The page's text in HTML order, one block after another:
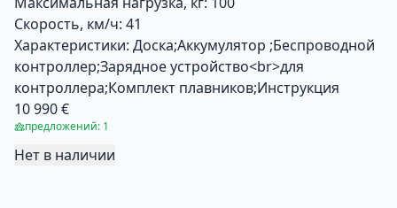
Скорость, км/ч: 41
Характеристики: Доска;Аккумулятор ;Беспроводной
контроллер;Зарядное устройство<br>для
контроллера;Комплект плавников;Инструкция
10 990 €
предложений: 1
Нет в наличии